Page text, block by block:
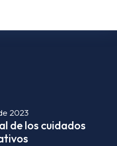
2023
de los cuidados